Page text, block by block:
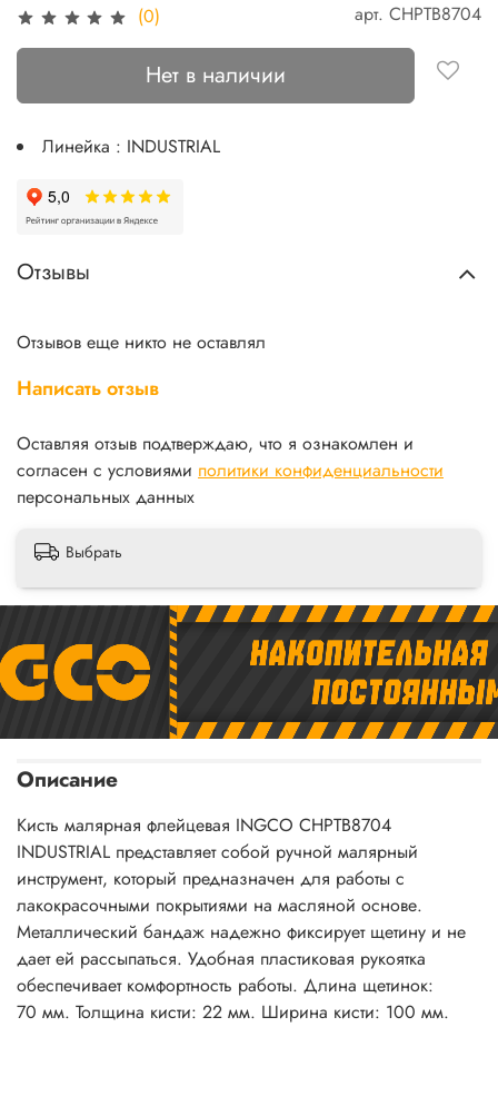
(0) арт. CHPTB8704
Нет в наличии
Линейка : INDUSTRIAL
Отзывы
Отзывов еще никто не оставлял
Написать отзыв
Оставляя отзыв подтверждаю, что я ознакомлен и
согласен с условиями политики конфиденциальности
персональных данных
Выбрать
Описание
Кисть малярная флейцевая INGCO CHPTB8704
INDUSTRIAL представляет собой ручной малярный
инструмент, который предназначен для работы с
лакокрасочными покрытиями на масляной основе.
Металлический бандаж надежно фиксирует щетину и не
дает ей рассыпаться. Удобная пластиковая рукоятка
обеспечивает комфортность работы. Длина щетинок:
70 мм. Толщина кисти: 22 мм. Ширина кисти: 100 мм.